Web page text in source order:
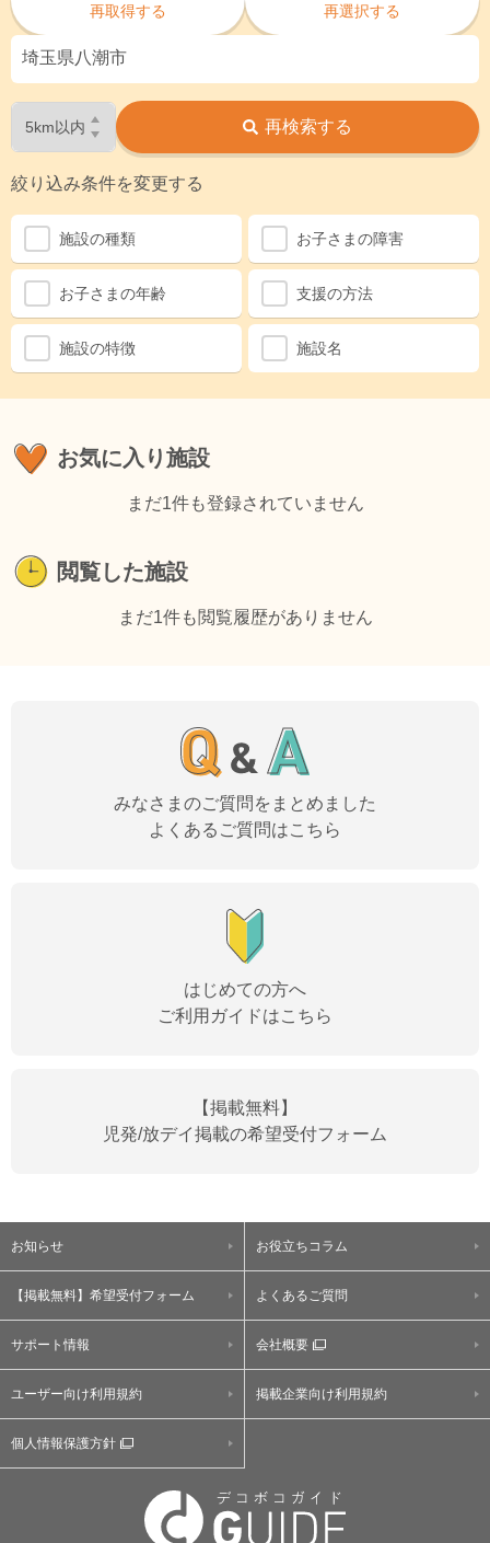
29
30
再取得する
再選択する
再検索する
絞り込み条件を変更する
施設の種類 お子さまの障害
お子さまの年齢 支援の方法
施設の特徴 施設名
お気に入り施設
まだ1件も登録されていません
閲覧した施設
まだ1件も閲覧履歴がありません
みなさまのご質問をまとめました
よくあるご質問はこちら
はじめての方へ
ご利用ガイドはこちら
【掲載無料】
児発/放デイ掲載の希望受付フォーム
お知らせ お役立ちコラム
【掲載無料】希望受付フォーム よくあるご質問
サポート情報 会社概要
ユーザー向け利用規約 掲載企業向け利用規約
個人情報保護方針